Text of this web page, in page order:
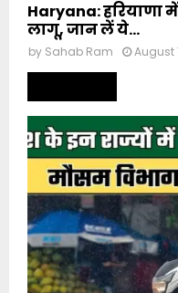
Haryana: हरियाणा
लागू, जान लें ये...
by Sahab Ram August